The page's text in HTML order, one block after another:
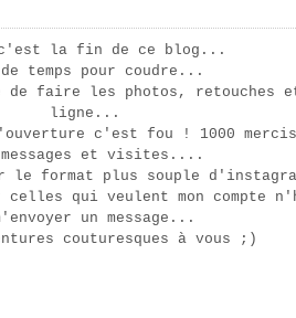
la fin de ce blog...
de temps pour coudre...
faire les photos, retouches
ligne...
c'est fou ! 1000
et visites....
le format plus souple
qui veulent mon compte
un message...
couturesques à vous ;)